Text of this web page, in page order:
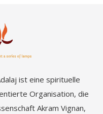
ist eine spirituelle
Organisation, die
Akram Vignan,